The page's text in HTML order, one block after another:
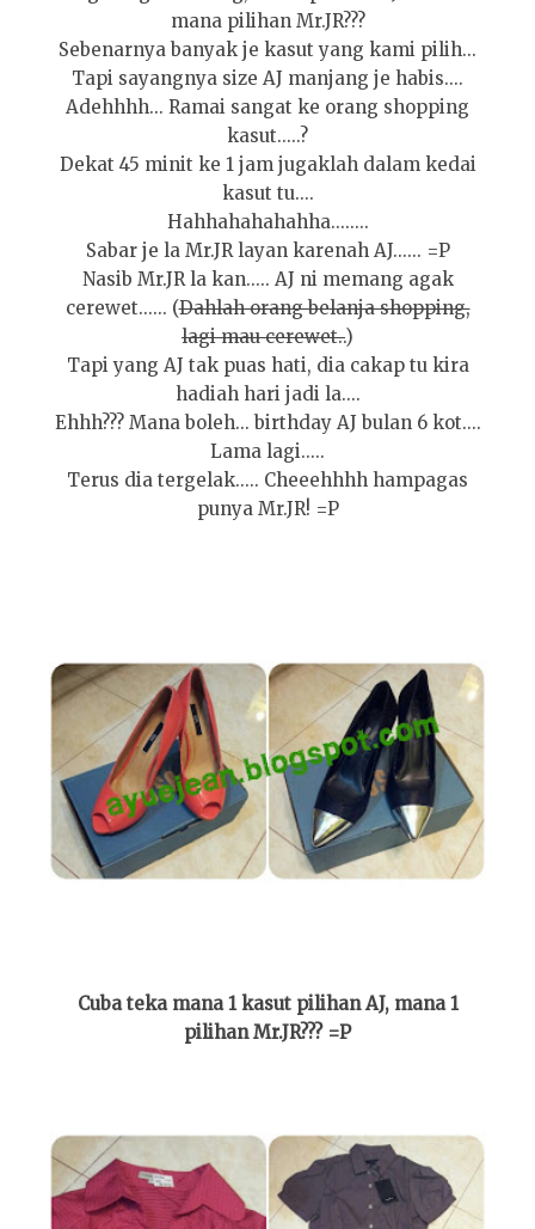
mana pilihan Mr.JR???
Sebenarnya banyak je kasut yang kami pilih...
Tapi sayangnya size AJ manjang je habis....
Adehhhh... Ramai sangat ke orang shopping
kasut.....?
Dekat 45 minit ke 1 jam jugaklah dalam kedai
kasut tu....
Hahhahahahahha........
Sabar je la Mr.JR layan karenah AJ...... =P
Nasib Mr.JR la kan..... AJ ni memang agak
cerewet...... (Dahlah orang belanja shopping,
lagi mau cerewet..)
Tapi yang AJ tak puas hati, dia cakap tu kira
hadiah hari jadi la....
Ehhh??? Mana boleh... birthday AJ bulan 6 kot....
Lama lagi.....
Terus dia tergelak..... Cheeehhhh hampagas
punya Mr.JR! =P
Cuba teka mana 1 kasut pilihan AJ, mana 1
pilihan Mr.JR??? =P